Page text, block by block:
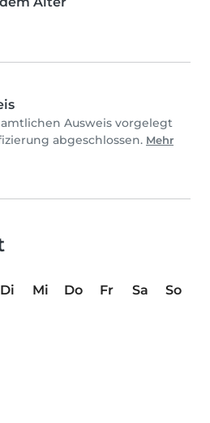
Ausweis vorgelegt
abgeschlossen. Mehr
Di Mi Do Fr Sa
So